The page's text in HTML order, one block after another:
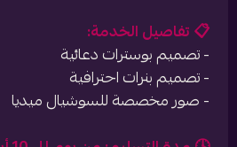
📋 تفاصيل الخدمة:
- تصميم بوسترات دعائية
- تصميم بنرات احترافية
- صور مخصصة للسوشيال ميديا